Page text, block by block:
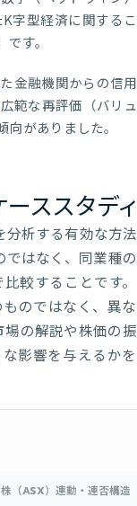
字型経済に関する
す。
金融機関からの信
範な再評価（バリ
がありました。
ーススタデ
分析する有効な方
ではなく、同業種
較することです
のではなく、異
場の解説や株価の
影響を与えるか
（ASX）連動・連否構造